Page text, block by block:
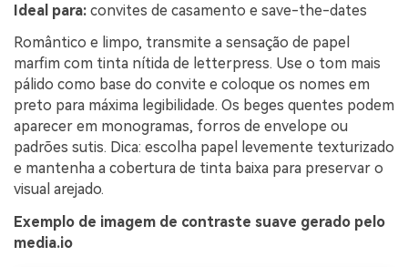
Ideal para: convites de casamento e save-the-dates
Romântico e limpo, transmite a sensação de papel
marfim com tinta nítida de letterpress. Use o tom mais
pálido como base do convite e coloque os nomes em
preto para máxima legibilidade. Os beges quentes podem
aparecer em monogramas, forros de envelope ou
padrões sutis. Dica: escolha papel levemente texturizado
e mantenha a cobertura de tinta baixa para preservar o
visual arejado.
Exemplo de imagem de contraste suave gerado pelo
media.io